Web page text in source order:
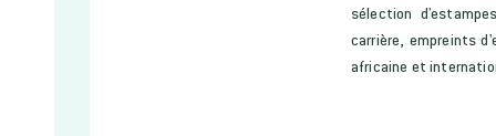
sélection
carrière, empreints
africaine et